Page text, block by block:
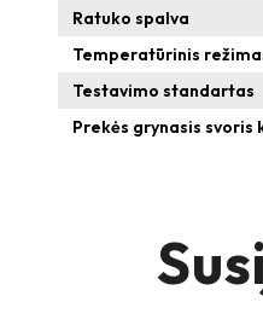
Ratuko spalva
Temperatūrinis
Testavimo standartas
Prekės grynasis svoris